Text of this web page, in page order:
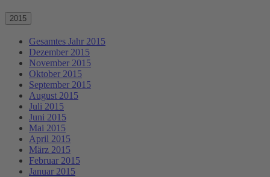
2015
Gesamtes Jahr 2015
Dezember 2015
November 2015
Oktober 2015
September 2015
August 2015
Juli 2015
Juni 2015
Mai 2015
April 2015
März 2015
Februar 2015
Januar 2015